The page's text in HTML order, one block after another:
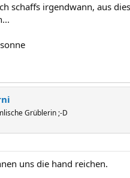
schaffs irgendwann, aus
Grüblerin ;-D
uns die hand reichen.